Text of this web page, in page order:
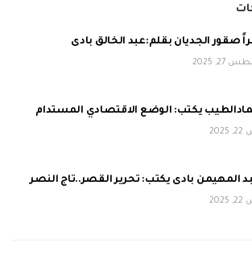
صقور الجديان بقلم:عبد الخالق بادى
2025
يكتب: الوضع الاقتصادي المستدام
المهيمن بادى يكتب: تحرير القصر..تاج النصر